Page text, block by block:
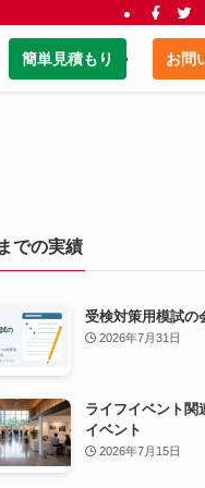
簡単見積もり お問
での実績
受検対策用模試の
2026年7月31日
ライフイベント関
イベント
2026年7月15日